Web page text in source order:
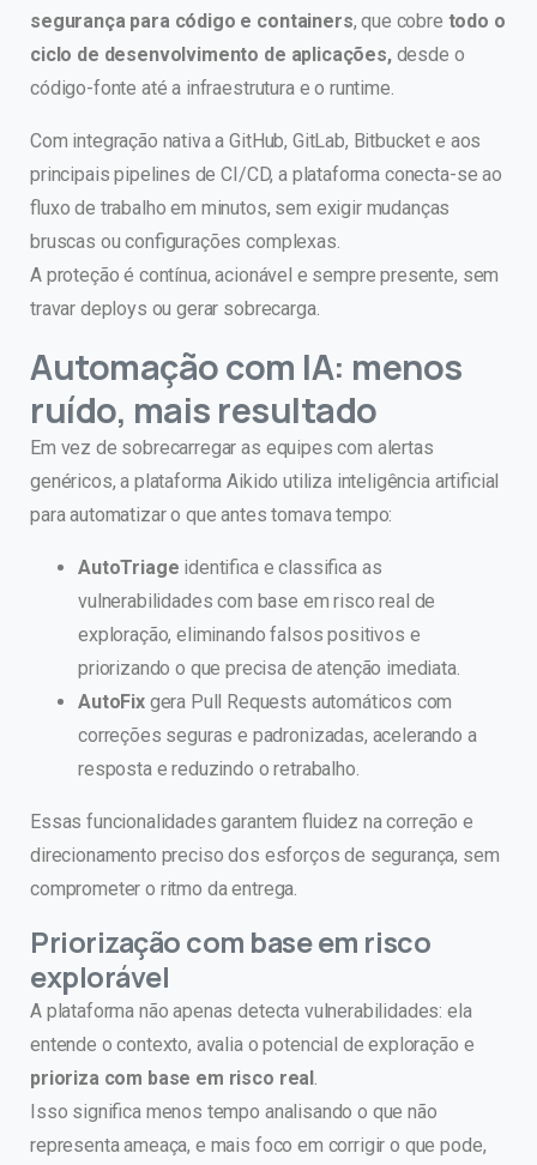
segurança para código e containers, que cobre todo o
ciclo de desenvolvimento de aplicações, desde o
código-fonte até a infraestrutura e o runtime.
Com integração nativa a GitHub, GitLab, Bitbucket e aos
principais pipelines de CI/CD, a plataforma conecta-se ao
fluxo de trabalho em minutos, sem exigir mudanças
bruscas ou configurações complexas.
A proteção é contínua, acionável e sempre presente, sem
travar deploys ou gerar sobrecarga.
Automação com IA: menos
ruído, mais resultado
Em vez de sobrecarregar as equipes com alertas
genéricos, a plataforma Aikido utiliza inteligência artificial
para automatizar o que antes tomava tempo:
AutoTriage identifica e classifica as
vulnerabilidades com base em risco real de
exploração, eliminando falsos positivos e
priorizando o que precisa de atenção imediata.
AutoFixgera Pull Requests automáticos com
correções seguras e padronizadas, acelerando a
resposta e reduzindo o retrabalho.
Essas funcionalidades garantem fluidez na correção e
direcionamento preciso dos esforços de segurança, sem
comprometer o ritmo da entrega.
Priorização com base em risco
explorável
A plataforma não apenas detecta vulnerabilidades: ela
entende o contexto, avalia o potencial de exploração e
prioriza com base em risco real
Isso significa menos tempo analisando o que não
representa ameaça, e mais foco em corrigir o que pode,